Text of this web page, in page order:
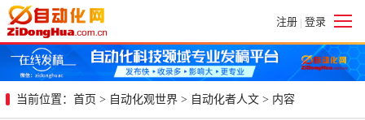
注册 | 登录
当前位置： 首页 > 自动化观世界 > 自动化者人文 > 内容